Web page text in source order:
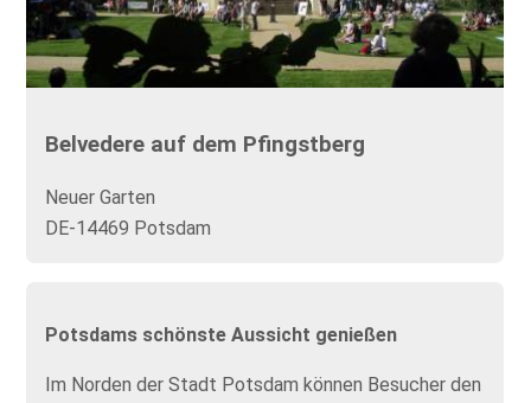
Belvedere auf dem Pfingstberg
Neuer Garten
DE-14469 Potsdam
Potsdams schönste Aussicht genießen
Im Norden der Stadt Potsdam können Besucher den